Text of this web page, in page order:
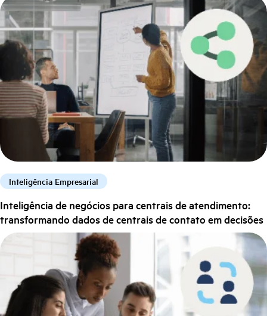
Inteligência Empresarial
Inteligência de negócios para centrais de atendimento:
transformando dados de centrais de contato em decisões